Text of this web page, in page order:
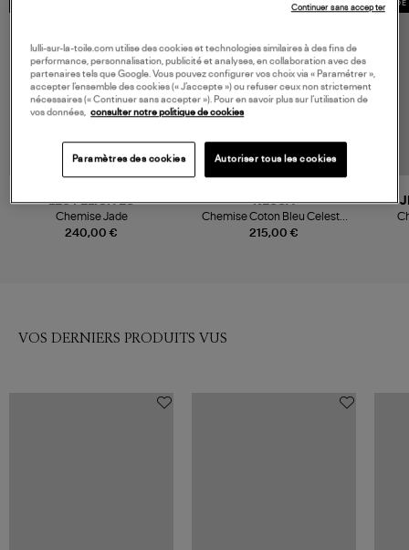
240,00 €
LES FELICITES
Chemise Jade
215,00 €
NESSA
Chemise Coton Bleu Celeste
Rose
VOS DERNIERS PRODUITS VUS
lulli-sur-la-toile.com utilise des cookies et technologies similaires à des fins de
performance, personnalisation, publicité et analyses, en collaboration avec des
partenaires tels que Google. Vous pouvez configurer vos choix via « Paramétrer »,
accepter l’ensemble des cookies (« J’accepte ») ou refuser ceux non strictement
nécessaires (« Continuer sans accepter »). Pour en savoir plus sur l’utilisation de
vos données, consulter notre politique de cookies
Paramètres des cookies Autoriser tous les cookies
Continuer sans accepter